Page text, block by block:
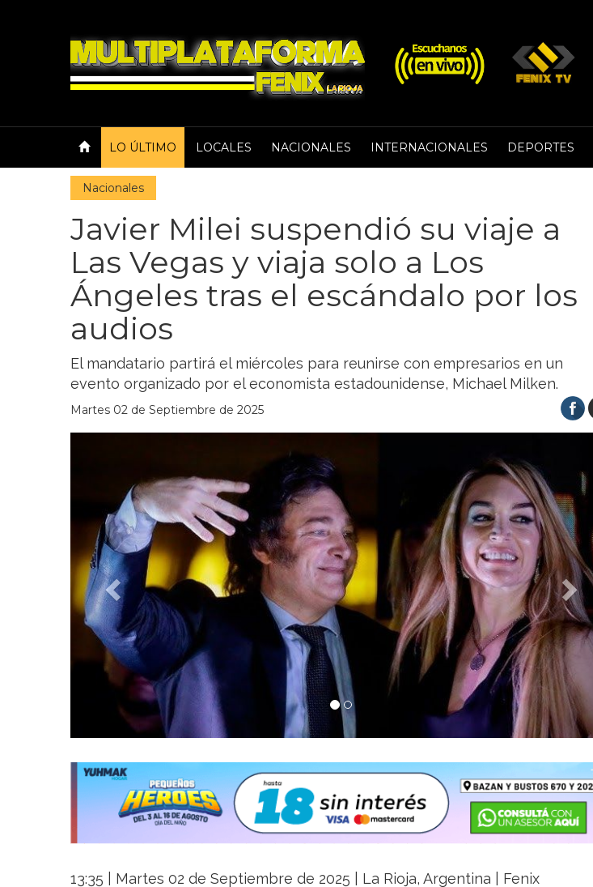
LO ÚLTIMO LOCALES NACIONALES INTERNACIONALES DEPORTES
Nacionales
Javier Milei suspendió su viaje a
Las Vegas y viaja solo a Los
Ángeles tras el escándalo por los
audios
El mandatario partirá el miércoles para reunirse con empresarios en un
evento organizado por el economista estadounidense, Michael Milken.
Martes 02 de Septiembre de 2025
13:35 | Martes 02 de Septiembre de 2025 | La Rioja, Argentina | Fenix